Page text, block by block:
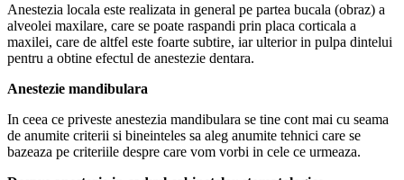
Anestezia locala este realizata in general pe partea bucala (obraz) a
alveolei maxilare, care se poate raspandi prin placa corticala a
maxilei, care de altfel este foarte subtire, iar ulterior in pulpa dintelui
pentru a obtine efectul de anestezie dentara.
Anestezie mandibulara
In ceea ce priveste anestezia mandibulara se tine cont mai cu seama
de anumite criterii si bineinteles sa aleg anumite tehnici care se
bazeaza pe criteriile despre care vom vorbi in cele ce urmeaza.